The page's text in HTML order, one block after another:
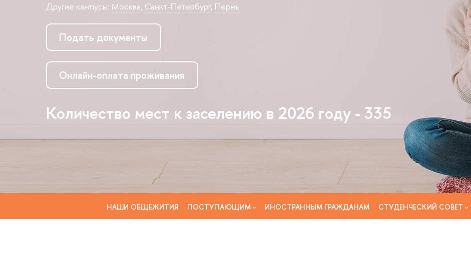
Другие кампусы: Москва, Санкт-Петербур, Пермь
Подать документы
Онлайн-оплата проживания
Количество мест к заселению в 2026 году - 335
НАШИ ОБЩЕЖИТИЯ ПОСТУПАЮЩИМ ИНОСТРАННЫМ ГРАЖДАНАМ СТУДЕНЧЕСКИЙ СОВЕТ